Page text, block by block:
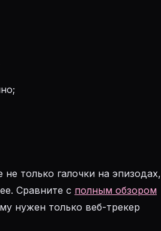
только галочки на эпизодах,
Сравните с полным обзором
нужен только веб-трекер